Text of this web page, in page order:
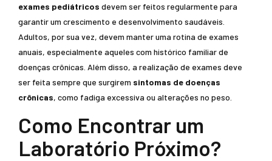
exames pediátricos devem ser feitos regularmente para
garantir um crescimento e desenvolvimento saudáveis.
Adultos, por sua vez, devem manter uma rotina de exames
anuais, especialmente aqueles com histórico familiar de
doenças crônicas. Além disso, a realização de exames deve
ser feita sempre que surgirem sintomas de doenças
crônicas, como fadiga excessiva ou alterações no peso.
Como Encontrar um
Laboratório Próximo?